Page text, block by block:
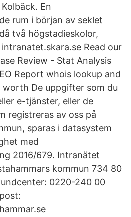
En
rum i början av seklet
två högstadieskolor,
Read our
Review - Stat Analysis
Report whois lookup and
De uppgifter som du
e-tjänster, eller de
registreras av oss på
sparas i datasystem
med
2016/679. Intranätet
kommun 734 80
0220-240 00